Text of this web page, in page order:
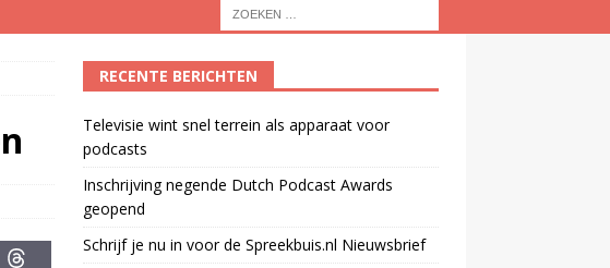
RECENTE BERICHTEN
Televisie wint snel terrein als apparaat voor
podcasts
Inschrijving negende Dutch Podcast Awards
geopend
Schrijf je nu in voor de Spreekbuis.nl Nieuwsbrief